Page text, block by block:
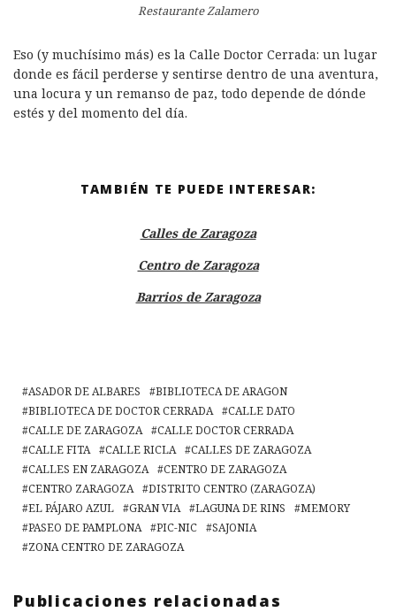
Restaurante Zalamero
Eso (y muchísimo más) es la Calle Doctor Cerrada: un lugar
donde es fácil perderse y sentirse dentro de una aventura,
una locura y un remanso de paz, todo depende de dónde
estés y del momento del día.
TAMBIÉN TE PUEDE INTERESAR:
Calles de Zaragoza
Centro de Zaragoza
Barrios de Zaragoza
ASADOR DE ALBARES
BIBLIOTECA DE ARAGON
BIBLIOTECA DE DOCTOR CERRADA
CALLE DATO
CALLE DE ZARAGOZA
CALLE DOCTOR CERRADA
CALLE FITA
CALLE RICLA
CALLES DE ZARAGOZA
CALLES EN ZARAGOZA
CENTRO DE ZARAGOZA
CENTRO ZARAGOZA
DISTRITO CENTRO (ZARAGOZA)
EL PÁJARO AZUL
GRAN VIA LAGUNA DE RINS
MEMORY
PASEO DE PAMPLONA
PIC-NIC
SAJONIA
ZONA CENTRO DE ZARAGOZA
Publicaciones relacionadas